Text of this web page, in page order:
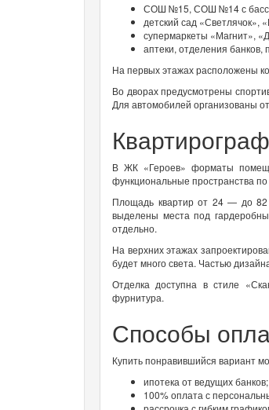
СОШ №15, СОШ №14 с
детский сад «Светлячок»,
супермаркеты «Магнит»,
аптеки, отделения банков,
На первых этажах расположены
Во дворах предусмотрены
Для автомобилей организованы
В ЖК «Героев» форматы
функциональные пространства
Площадь квартир от 24 — до 82
выделены места под
отдельно.
На верхних этажах
будет много света. Частью
Отделка доступна в стиле
фурнитура.
Способы
Купить понравившийся вариант
ипотека от ведущих банков;
100% оплата с